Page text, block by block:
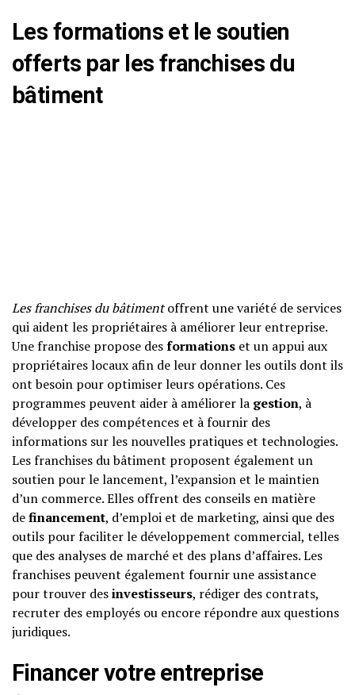
Les formations et le soutien
offerts par les franchises du
bâtiment
Les franchises du bâtimentoffrent une variété de services
qui aident les propriétaires à améliorer leur entreprise.
Une franchise propose desformations et un appui aux
propriétaires locaux afin de leur donner les outils dont ils
ont besoin pour optimiser leurs opérations. Ces
programmes peuvent aider à améliorer la gestion, à
développer des compétences et à fournir des
informations sur les nouvelles pratiques et technologies.
Les franchises du bâtiment proposent également un
soutien pour le lancement, l’expansion et le maintien
d’un commerce. Elles offrent des conseils en matière
definancement, d’emploi et de marketing, ainsi que des
outils pour faciliter le développement commercial, telles
que des analyses de marché et des plans d’affaires. Les
franchises peuvent également fournir une assistance
pour trouver desinvestisseurs, rédiger des contrats,
recruter des employés ou encore répondre aux questions
juridiques.
Financer votre entreprise